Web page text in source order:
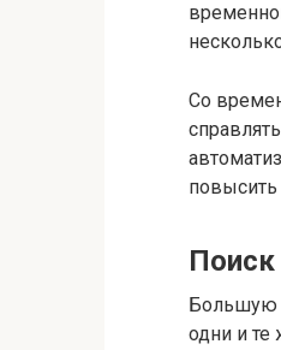
Со
повысить
Большую
одни и те